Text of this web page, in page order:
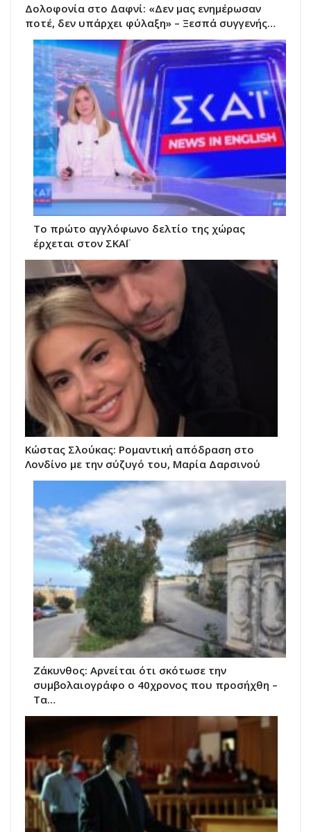
Δολοφονία στο Δαφνί: «Δεν μας ενημέρωσαν
ποτέ, δεν υπάρχει φύλαξη» – Ξεσπά συγγενής…
Το πρώτο αγγλόφωνο δελτίο της χώρας
έρχεται στον ΣΚΑΪ
Κώστας Σλούκας: Ρομαντική απόδραση στο
Λονδίνο με την σύζυγό του, Μαρία Δαρσινού
Ζάκυνθος: Αρνείται ότι σκότωσε την
συμβολαιογράφο ο 40χρονος που προσήχθη –
Τα…